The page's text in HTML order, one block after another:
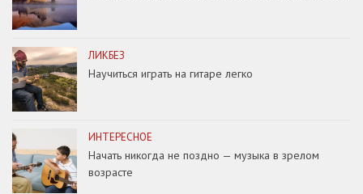
ЛИКБЕЗ
Научиться играть на гитаре легко
ИНТЕРЕСНОЕ
Начать никогда не поздно — музыка в зрелом
возрасте